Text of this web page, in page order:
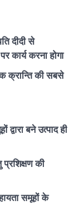
दीदी से
कार्य करना होगा
क्रान्ति की सबसे
बने उत्पाद ही
की
समूहों के